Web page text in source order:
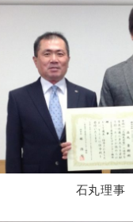
石丸理事